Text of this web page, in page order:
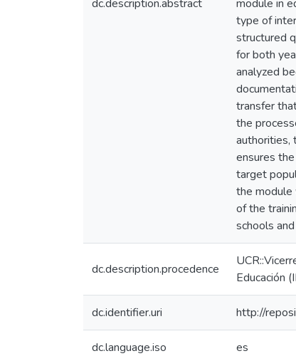
dc.description.abstract
module in
type of
structured
for both
analyzed
transfer
the
authorities,
ensures
target
the module
of the
schools
dc.description.procedence
Educación
dc.identifier.uri http://
dc.language.iso es